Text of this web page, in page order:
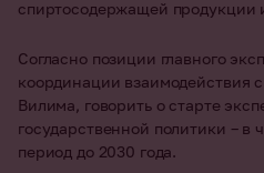
спиртосодержащей продукции
Согласно позиции главного
координации взаимодействия
Вилима, говорить о старте
государственной политики –
период до 2030 года.